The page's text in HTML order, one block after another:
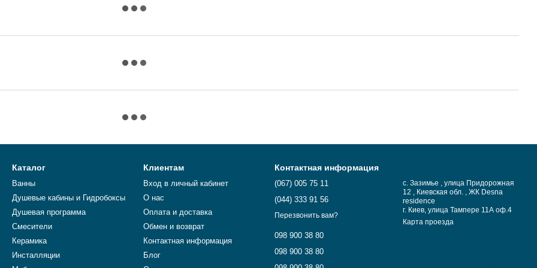
Каталог
Ванны
Душевые кабины и Гидробоксы
Душевая программа
Смесители
Керамика
Инсталляции
Клиентам
Вход в личный кабинет
О нас
Оплата и доставка
Обмен и возврат
Контактная информация
Блог
Контактная информация
(067) 005 75 11
(044) 333 91 56
Перезвонить вам?
098 900 38 80
098 900 38 80
с. Зазимье , улица Придорожная
12 , Киевская обл. , ЖК Desna
residence
г. Киев, улица Тампере 11А оф.4
Карта проезда